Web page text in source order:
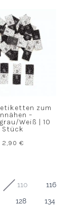
zum
–
Weiß | 10
Stück
2,90 €
110
116
128
134